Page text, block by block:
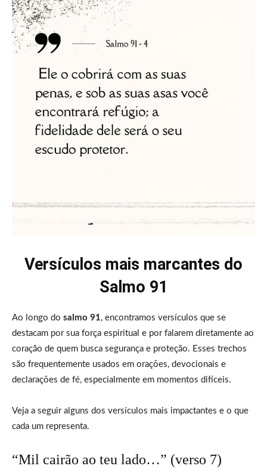
Versículos mais marcantes do
Salmo 91
Ao longo do salmo 91, encontramos versículos que se
destacam por sua força espiritual e por falarem diretamente ao
coração de quem busca segurança e proteção. Esses trechos
são frequentemente usados em orações, devocionais e
declarações de fé, especialmente em momentos difíceis.
Veja a seguir alguns dos versículos mais impactantes e o que
cada um representa.
“Mil cairão ao teu lado…” (verso 7)